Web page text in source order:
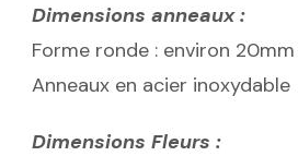
Dimensions anneaux :
Forme ronde : environ 20mm
Anneaux en acier inoxydable
Dimensions Fleurs :